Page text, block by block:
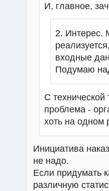
И, главное,
2. Интерес.
входные
Подумаю
С технической
проблема -
хоть на одном
Инициатива
не надо.
Если придумать
различную